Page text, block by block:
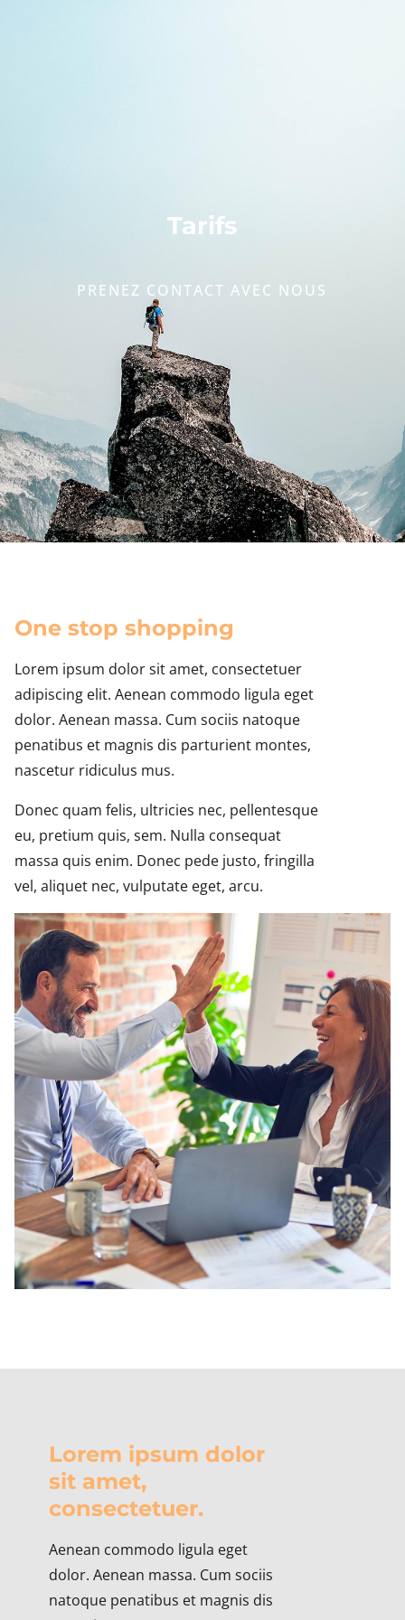
Tarifs
PRENEZ CONTACT AVEC NOUS
One stop shopping
Lorem ipsum dolor sit amet, consectetuer
adipiscing elit. Aenean commodo ligula eget
dolor. Aenean massa. Cum sociis natoque
penatibus et magnis dis parturient montes,
nascetur ridiculus mus.
Donec quam felis, ultricies nec, pellentesque
eu, pretium quis, sem. Nulla consequat
massa quis enim. Donec pede justo, fringilla
vel, aliquet nec, vulputate eget, arcu.
Lorem ipsum dolor
sit amet,
consectetuer.
Aenean commodo ligula eget
dolor. Aenean massa. Cum sociis
natoque penatibus et magnis dis